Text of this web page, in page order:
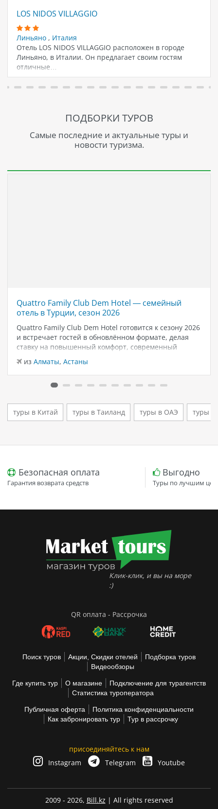
LOS NIDOS VILLAGGIO
Линьяно , Италия
Отель LOS NIDOS VILLAGGIO расположен в городе
Линьяно, в Италии. Он предлагает своим гостям
отличные…
ПОДБОРКИ ТУРОВ
Самые последние и актуальные туры и
новости туризма.
Quattro Family Club Dem Hotel — семейный
отель в Турции, сезон 2026
Quattro Family Club Dem Hotel готовится к сезону 2026
и встречает гостей в обновлённом формате, делая
ставку на повышенный комфорт, современный
моря. Отель остаётся популярным выбором для тех,
кто ищет семейный отель в…
из Алматы, Астаны
туры в Китай туры в Таиланд туры в ОАЭ туры в
Безопасная оплата
Гарантия возврата средств
Выгодно
Туры по лучшим
Клик-клик, и вы на море
:)
QR оплата - Рассрочка
Поиск туров Акции, Скидки отелей
Подборка туров
Видеообзоры
Где купить тур О магазине
Подключение для турагентств
Статистика туроператора
Публичная оферта
Политика конфиденциальности
Как забронировать тур
Тур в рассрочку
присоединяйтесь к нам
Instagram
Telegram Youtube
2009 - 2026, Bill.kz | All rights reserved